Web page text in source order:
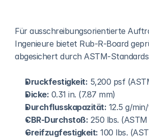
Für ausschreibungsorientierte
Ingenieure bietet Rub-R-Board
abgesichert durch ASTM-
Druckfestigkeit: 5,200 psf
Dicke: 0.31 in. (7.87 mm)
Durchflusskapazität: 12.5 g/
CBR-Durchstoß: 250 lbs. (ASTM
Greifzugfestigkeit: 100 lbs.